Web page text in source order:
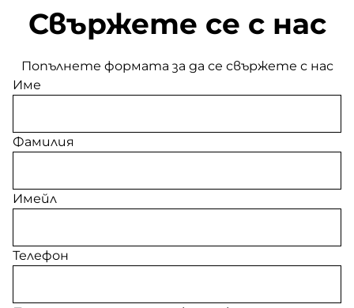
Свържете се с нас
Попълнете формата за да се свържете с нас
Име
Фамилия
Имейл
Телефон